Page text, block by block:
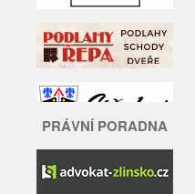
PRÁVNÍ PORADNA